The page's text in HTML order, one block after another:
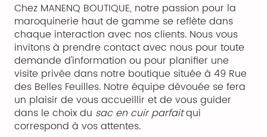
Chez MANENQ BOUTIQUE, notre passion pour la
maroquinerie haut de gamme se reflète dans
chaque interaction avec nos clients. Nous vous
invitons à prendre contact avec nous pour toute
demande d'information ou pour planifier une
visite privée dans notre boutique située à 49 Rue
des Belles Feuilles. Notre équipe dévouée se fera
un plaisir de vous accueillir et de vous guider
dans le choix du sac en cuir parfaitqui
correspond à vos attentes.